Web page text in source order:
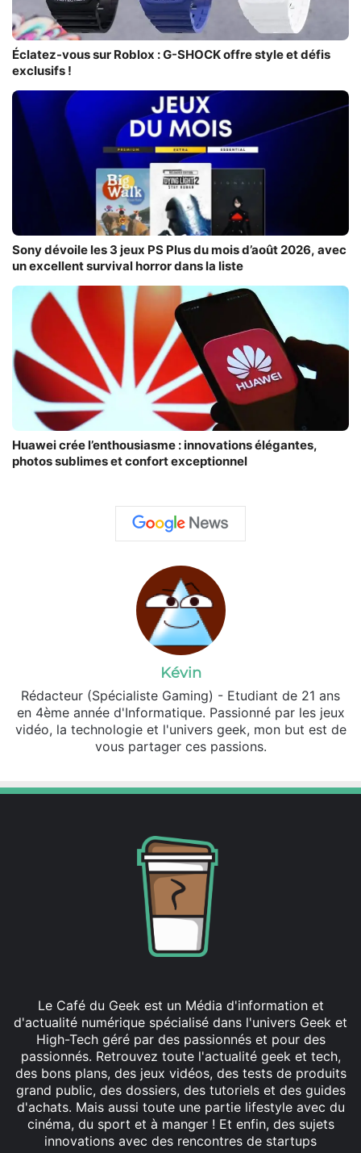
Éclatez-vous sur Roblox : G-SHOCK offre style et défis
exclusifs !
Sony dévoile les 3 jeux PS Plus du mois d’août 2026, avec
un excellent survival horror dans la liste
Huawei crée l’enthousiasme : innovations élégantes,
photos sublimes et confort exceptionnel
Kévin
Rédacteur (Spécialiste Gaming) - Etudiant de 21 ans
en 4ème année d'Informatique. Passionné par les jeux
vidéo, la technologie et l'univers geek, mon but est de
vous partager ces passions.
Le Café du Geek est un Média d'information et
d'actualité numérique spécialisé dans l'univers Geek et
High-Tech géré par des passionnés et pour des
passionnés. Retrouvez toute l'actualité geek et tech,
des bons plans, des jeux vidéos, des tests de produits
grand public, des dossiers, des tutoriels et des guides
d'achats. Mais aussi toute une partie lifestyle avec du
cinéma, du sport et à manger ! Et enfin, des sujets
innovations avec des rencontres de startups